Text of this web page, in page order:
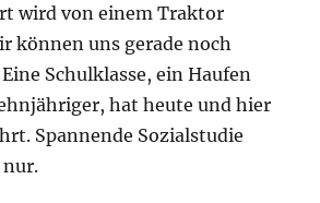
wird von einem Traktor
können uns gerade noch
Schulklasse, ein Haufen
hat heute und hier
Spannende Sozialstudie
nur.